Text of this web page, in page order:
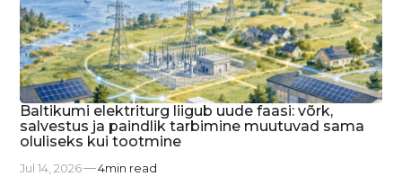
Baltikumi elektriturg liigub uude faasi: võrk,
salvestus ja paindlik tarbimine muutuvad sama
oluliseks kui tootmine
Jul 14, 2026 4min read